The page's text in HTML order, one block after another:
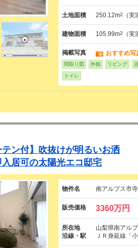
土地面積 250.12m2 （実
建物面積 105.99m2 （実
掲載写真 おすすめ写
間取り図 外観 リビング
トイレ
テン付】吹抜けが明るいお洒
居可の太陽光エコ邸宅
物件名 南アルプス市
販売価格 3360万円
所在地
山梨県南アル
沿線・駅
ＪＲ身延線「